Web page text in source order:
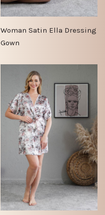
Woman Satin Ella Dressing
Gown